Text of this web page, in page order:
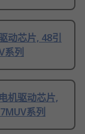
动芯片, 48引
系列
机驱动芯片,
系列